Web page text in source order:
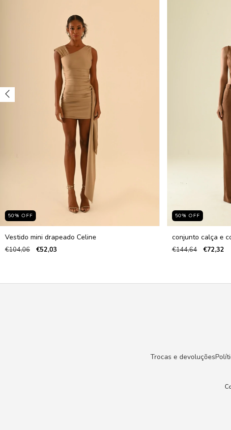
50% OFF
Vestido mini drapeado Celine
€104,06 €52,03
50% OFF
conjunto calça e
€144,64 €72,32
Trocas e devoluções